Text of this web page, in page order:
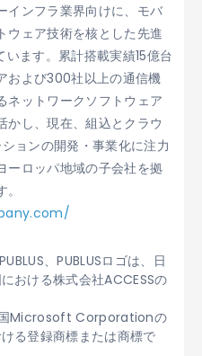
インフラ業界向けに、モバ
ウェア技術を核とした先進
ます。累計搭載実績15億台
および300社以上の通信機
ネットワークソフトウェア
かし、現在、組込とクラウ
ョンの開発・事業化に注力
ーロッパ地域の子会社を拠
、PUBLUSロゴは、日
おける株式会社ACCESSの
Microsoft Corporationの
る登録商標または商標で